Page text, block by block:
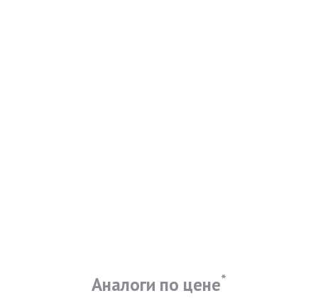
Аналоги по цене*